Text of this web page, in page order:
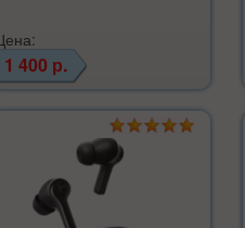
1 400 р.